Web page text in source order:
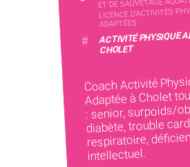
LICENCE D’ACTIVITÉS
ADAPTÉES
# ACTIVITÉ PHYSIQUE
CHOLET
Coach Activité
Adaptée à Cholet
: senior, surpoids/
diabète, trouble
respiratoire,
intellectuel.